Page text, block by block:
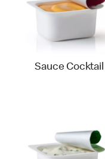
Sauce Cocktail